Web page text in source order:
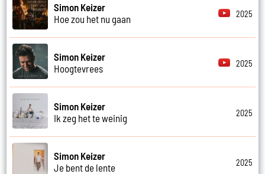
Simon Keizer
Hoe zou het nu gaan
2025
Simon Keizer
Hoogtevrees
2025
Simon Keizer
Ik zeg het te weinig
2025
Simon Keizer
Je bent de lente
2025